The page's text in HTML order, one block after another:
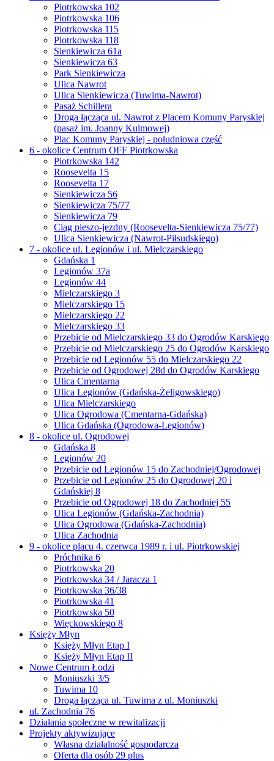
Piotrkowska 102
Piotrkowska 106
Piotrkowska 115
Piotrkowska 118
Sienkiewicza 61a
Sienkiewicza 63
Park Sienkiewicza
Ulica Nawrot
Ulica Sienkiewicza (Tuwima-Nawrot)
Pasaż Schillera
Droga łącząca ul. Nawrot z Placem Komuny Paryskiej
(pasaż im. Joanny Kulmowej)
Plac Komuny Paryskiej - południowa część
6 - okolice Centrum OFF Piotrkowska
Piotrkowska 142
Roosevelta 15
Roosevelta 17
Sienkiewicza 56
Sienkiewicza 75/77
Sienkiewicza 79
Ciąg pieszo-jezdny (Roosevelta-Sienkiewicza 75/77)
Ulica Sienkiewicza (Nawrot-Piłsudskiego)
7 - okolice ul. Legionów i ul. Mielczarskiego
Gdańska 1
Legionów 37a
Legionów 44
Mielczarskiego 3
Mielczarskiego 15
Mielczarskiego 22
Mielczarskiego 33
Przebicie od Mielczarskiego 33 do Ogrodów Karskiego
Przebicie od Mielczarskiego 25 do Ogrodów Karskiego
Przebicie od Legionów 55 do Mielczarskiego 22
Przebicie od Ogrodowej 28d do Ogrodów Karskiego
Ulica Cmentarna
Ulica Legionów (Gdańska-Żeligowskiego)
Ulica Mielczarskiego
Ulica Ogrodowa (Cmentarna-Gdańska)
Ulica Gdańska (Ogrodowa-Legionów)
8 - okolice ul. Ogrodowej
Gdańska 8
Legionów 20
Przebicie od Legionów 15 do Zachodniej/Ogrodowej
Przebicie od Legionów 25 do Ogrodowej 20 i
Gdańskiej 8
Przebicie od Ogrodowej 18 do Zachodniej 55
Ulica Legionów (Gdańska-Zachodnia)
Ulica Ogrodowa (Gdańska-Zachodnia)
Ulica Zachodnia
9 - okolice placu 4. czerwca 1989 r. i ul. Piotrkowskiej
Próchnika 6
Piotrkowska 20
Piotrkowska 34 / Jaracza 1
Piotrkowska 36/38
Piotrkowska 41
Piotrkowska 50
Więckowskiego 8
Księży Młyn
Księży Młyn Etap I
Księży Młyn Etap II
Nowe Centrum Łodzi
Moniuszki 3/5
Tuwima 10
Droga łącząca ul. Tuwima z ul. Moniuszki
ul. Zachodnia 76
Działania społeczne w rewitalizacji
Projekty aktywizujące
Własna działalność gospodarcza
Oferta dla osób 29 plus